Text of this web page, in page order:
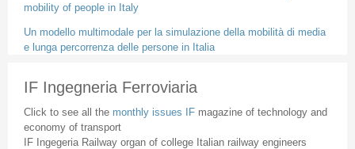
mobility of people in Italy
Un modello multimodale per la simulazione della mobilità di media
e lunga percorrenza delle persone in Italia
IF Ingegneria Ferroviaria
Click to see all the monthly issues IF magazine of technology and
economy of transport
IF Ingegeria Railway organ of college Italian railway engineers